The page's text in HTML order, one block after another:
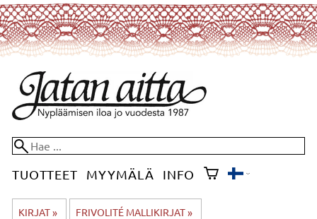
TUOTTEET MYYMÄLÄ INFO
KIRJAT‪» FRIVOLITÉ MALLIKIRJAT‪»